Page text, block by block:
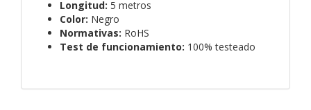
Longitud: 5 metros
Color: Negro
Normativas: RoHS
Test de funcionamiento: 100% testeado